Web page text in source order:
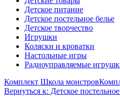
Детское питание
Детское постельное белье
Детское творчество
Игрушки
Коляски и кроватки
Настольные игры
Радиоуправляемые
Комплект Школа монстров
Вернуться к: Детское